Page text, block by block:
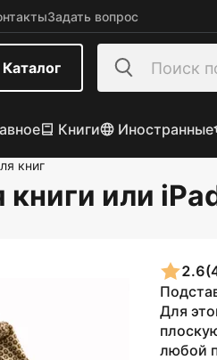
Задать вопрос
Каталог
Книги Иностранные
книг
или
2.6
Для
любой